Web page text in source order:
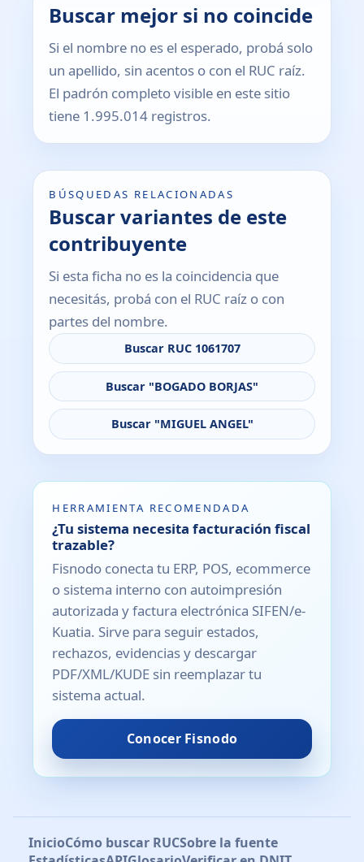
Buscar mejor si no coincide
Si el nombre no es el esperado, probá solo
un apellido, sin acentos o con el RUC raíz.
El padrón completo visible en este sitio
tiene 1.995.014 registros.
BÚSQUEDAS RELACIONADAS
Buscar variantes de este
contribuyente
Si esta ficha no es la coincidencia que
necesitás, probá con el RUC raíz o con
partes del nombre.
Buscar RUC 1061707
Buscar "BOGADO BORJAS"
Buscar "MIGUEL ANGEL"
HERRAMIENTA RECOMENDADA
¿Tu sistema necesita facturación fiscal
trazable?
Fisnodo conecta tu ERP, POS, ecommerce
o sistema interno con autoimpresión
autorizada y factura electrónica SIFEN/e-
Kuatia. Sirve para seguir estados,
rechazos, evidencias y descargar
PDF/XML/KUDE sin reemplazar tu
sistema actual.
Conocer Fisnodo
InicioCómo buscar RUCSobre la fuente